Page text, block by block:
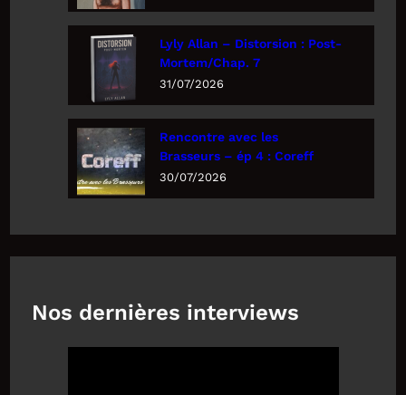
Lyly Allan – Distorsion : Post-
Mortem/Chap. 7
31/07/2026
Rencontre avec les
Brasseurs – ép 4 : Coreff
30/07/2026
Nos dernières interviews